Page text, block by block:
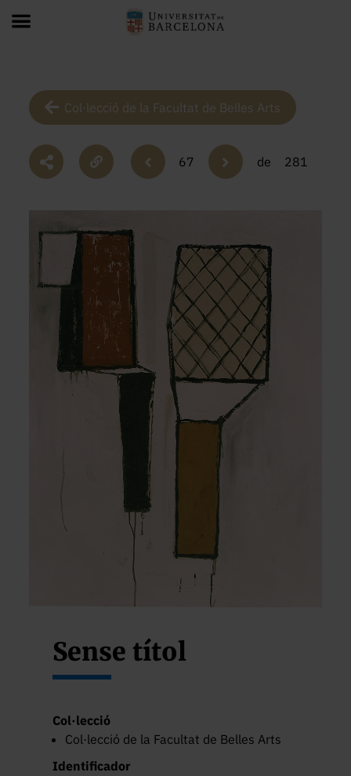
Col·lecció de la Facultat de Belles Arts
67 de 281
Sense títol
Col·lecció
Col·lecció de la Facultat de Belles Arts
Identificador